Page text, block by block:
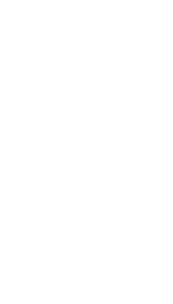
家のみ。 大仙市の統
」のデータを参照し
前市町村の数値を
区分が変更となる。
22・27年数値は、販
いては、1ha未満を四
内訳の加算値は必ず
5 地域別経営耕地面